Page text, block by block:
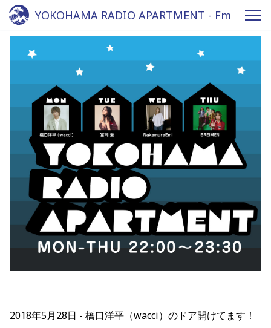
YOKOHAMA RADIO APARTMENT - Fm
yokohama 84.7
2018年5月28日 橋口洋平（wacci）のドア開けてます！